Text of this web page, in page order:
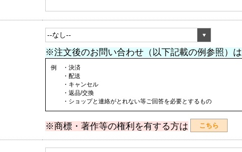
※注文後のお問い合わせ（以下記載の例参照）は
例 ・決済
・配送
・キャンセル
・返品/交換
・ショップと連絡がとれない等ご回答を必要とするもの
※商標・著作等の権利を有する方は こちら